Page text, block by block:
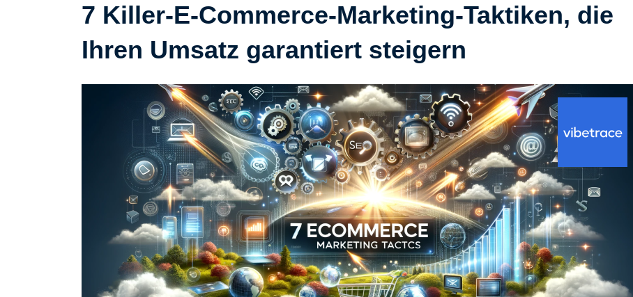
7 Killer-E-Commerce-Marketing-Taktiken, die
Ihren Umsatz garantiert steigern